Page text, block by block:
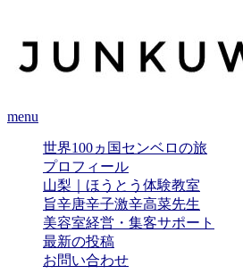
menu
世界100ヵ国センベロの旅
プロフィール
山梨｜ほうとう体験教室
旨辛唐辛子激辛高菜先生
美容室経営・集客サポート
最新の投稿
お問い合わせ